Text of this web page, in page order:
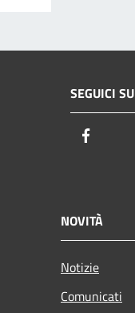
SEGUICI SU
NOVITÀ
Notizie
Comunicati